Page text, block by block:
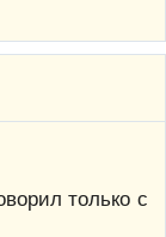
только с